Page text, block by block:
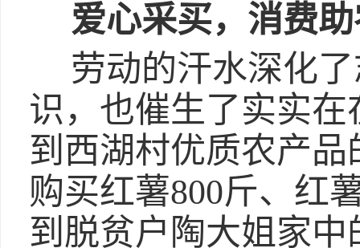
爱心采买，消费
劳动的汗水深化
识，也催生了实实
到西湖村优质农产
购买红薯800斤、红
到脱贫户陶大姐家